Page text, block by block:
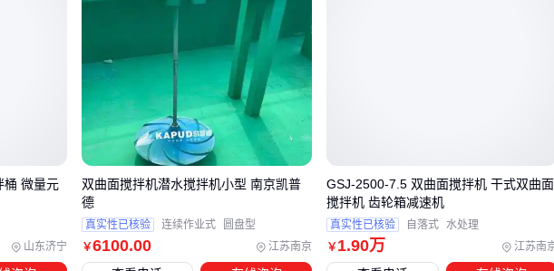
密封件的更换频率是最容易被低估的隐性成本。处理研磨性物
料时，搅拌机密封圈
的磨损速度可能比常规工况快数倍，而
硅胶材质的耐高温性能直接影响停机检修周期。 建议建立易损
件更换记录，通过磨损规律反推最适合的材质规格。
润滑管理也存在常见误区：
食品级应用必须使用NSF认证润滑剂
粉尘环境应缩短轴承注油间隔
操作人员的防护装备同样影响长期成本。连续作业环境配备降
山东济宁
桶 微量元
￥6100.00 江苏南京
双曲面搅拌机潜水搅拌机小型 南京凯普
德
真实性已核验 连续作业式 圆盘型
￥ 1.90万 江苏南
GSJ-2500-7.5 双曲面搅拌机 干式双曲面
搅拌机 齿轮箱减速机
真实性已核验 自落式 水处理